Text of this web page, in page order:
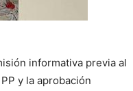
informativa previa al
y la aprobación